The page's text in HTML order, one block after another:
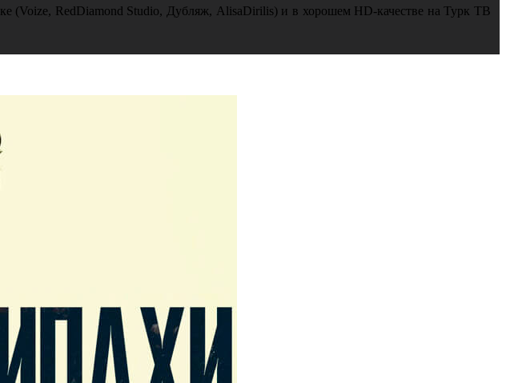
(Voize, RedDiamond Studio, Дубляж, AlisaDirilis) и в хорошем HD-качестве на Турк ТВ